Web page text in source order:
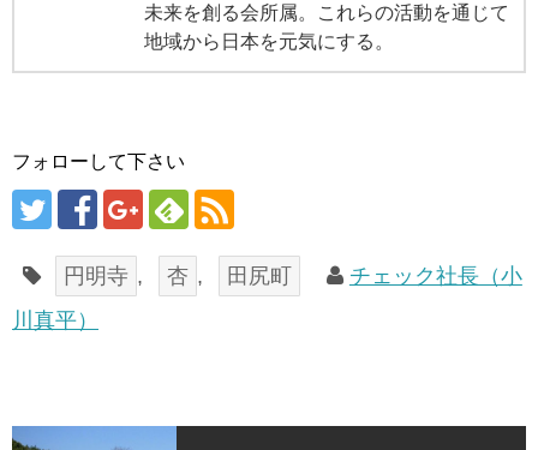
未来を創る会所属。これらの活動を通じて
地域から日本を元気にする。
フォローして下さい
円明寺 , 杏 , 田尻町
チェック社長（小
川真平）